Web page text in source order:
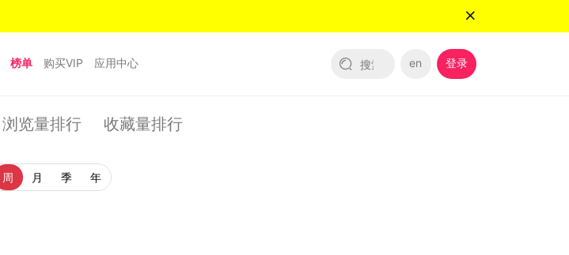
榜单 购买VIP 应用中心 en 登录
浏览量排行 收藏量排行
周 月 季 年